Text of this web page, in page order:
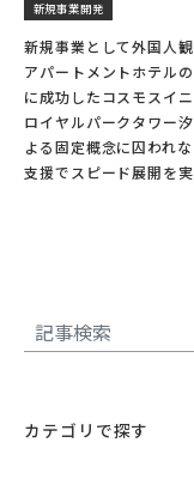
新規事業開発
新規事業として外国人
アパートメントホテル
に成功したコスモスイ
ロイヤルパークタワー
よる固定概念に囚われ
支援でスピード展開を実
カテゴリで探す